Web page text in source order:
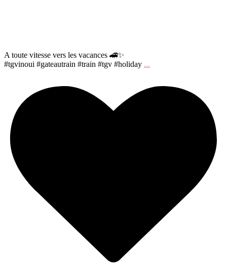
A toute vitesse vers les vacances 🚄✨
#tgvinoui #gateautrain #train #tgv #holiday ...